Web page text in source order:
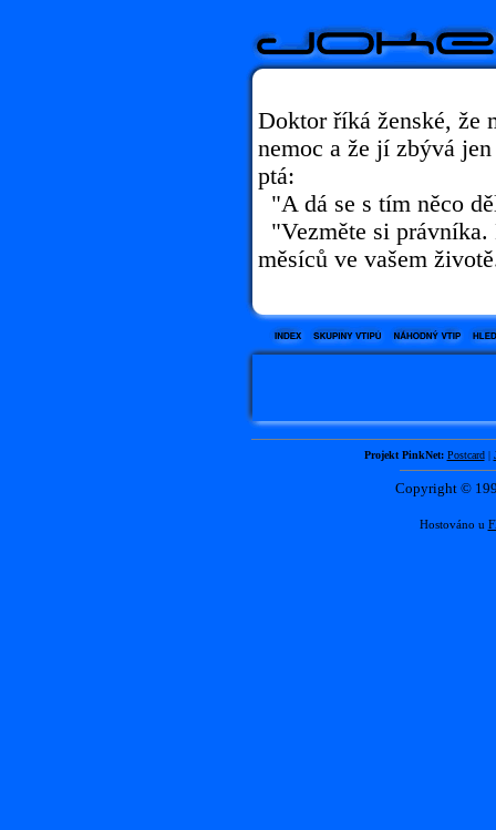
Doktor říká ženské, že
nemoc a že jí zbývá
ptá:
"A dá se s tím něco
"Vezměte si
měsíců ve vašem
Projekt PinkNet: Postcard|
Copyright ©
Hostováno u